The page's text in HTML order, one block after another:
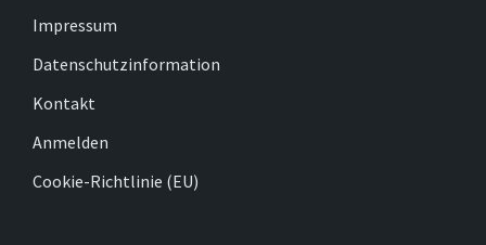
Impressum
Datenschutzinformation
Kontakt
Anmelden
Cookie-Richtlinie (EU)